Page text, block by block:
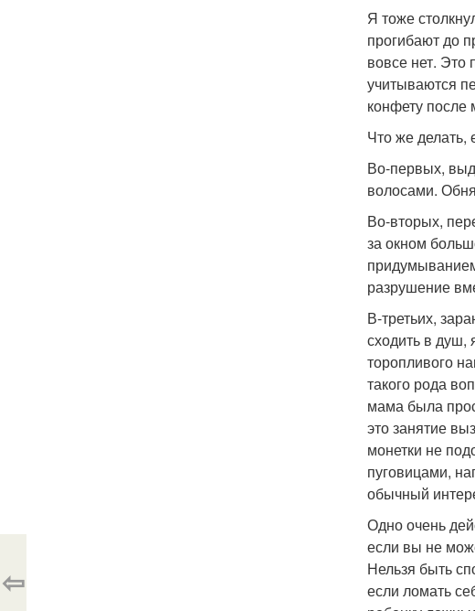
Я тоже
прогибают до
вовсе нет. Это
учитываются
конфету после
Что же делать,
Во-первых,
волосами.
Во-вторых,
за окном
разрушение
В-третьих,
сходить в душ,
торопливого
такого рода
мама была
это занятие
монетки не
пуговицами,
обычный
Одно очень
если вы не
Нельзя быть
если ломать
⇦